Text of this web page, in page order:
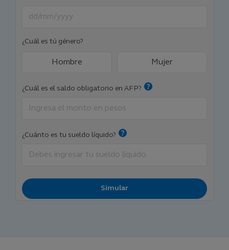
¿Cuál es tú género?
Hombre Mujer
¿Cuál es el saldo obligatorio en AFP?
¿Cuánto es tu sueldo líquido?
Simular